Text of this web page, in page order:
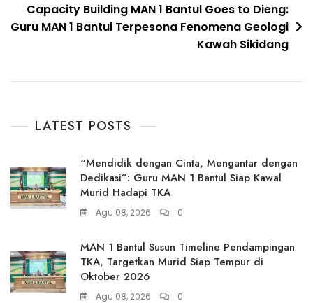
Capacity Building MAN 1 Bantul Goes to Dieng:
Guru MAN 1 Bantul Terpesona Fenomena Geologi
Kawah Sikidang
LATEST POSTS
“Mendidik dengan Cinta, Mengantar dengan
Dedikasi”: Guru MAN 1 Bantul Siap Kawal
Murid Hadapi TKA
Agu 08, 2026 0
MAN 1 Bantul Susun Timeline Pendampingan
TKA, Targetkan Murid Siap Tempur di
Oktober 2026
Agu 08, 2026 0